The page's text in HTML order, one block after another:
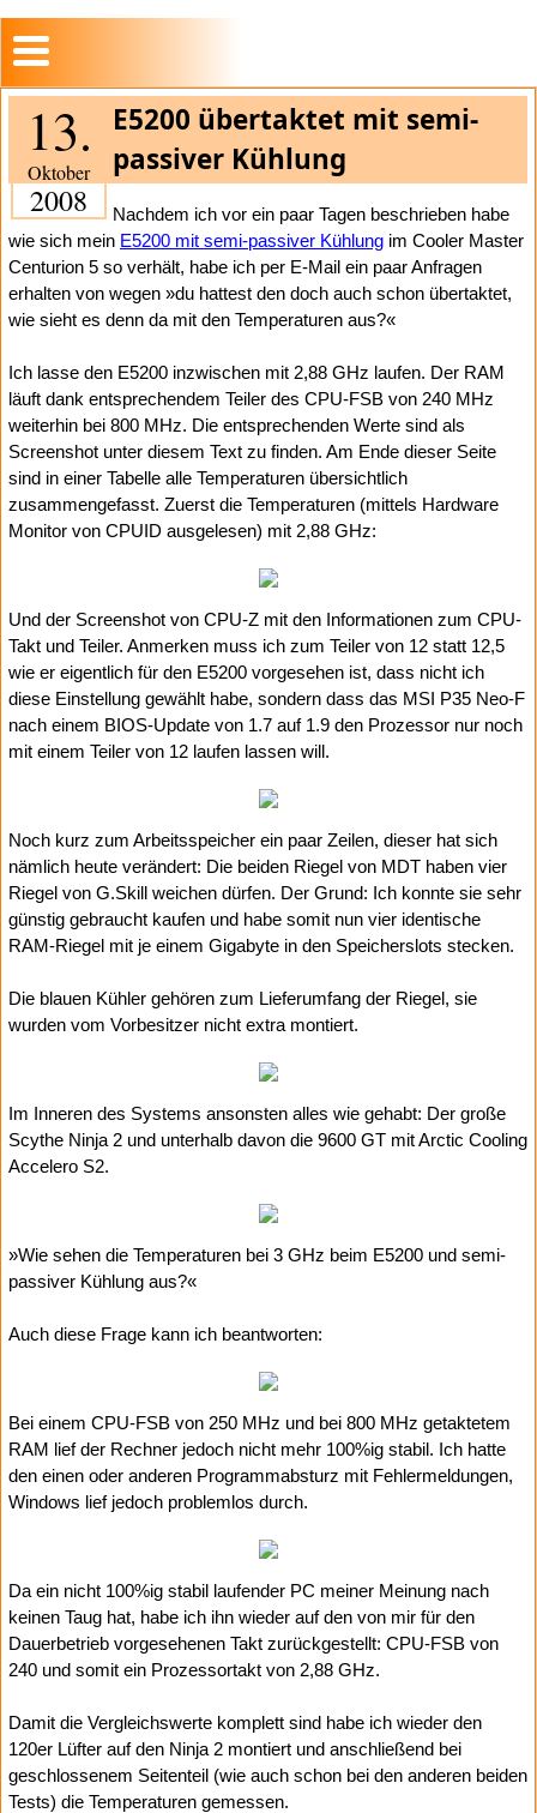
13.
Oktober
2008
E5200 übertaktet mit semi-
passiver Kühlung
Nachdem ich vor ein paar Tagen beschrieben habe
wie sich mein E5200 mit semi-passiver Kühlung im Cooler Master
Centurion 5 so verhält, habe ich per E-Mail ein paar Anfragen
erhalten von wegen »du hattest den doch auch schon übertaktet,
wie sieht es denn da mit den Temperaturen aus?«
Ich lasse den E5200 inzwischen mit 2,88 GHz laufen. Der RAM
läuft dank entsprechendem Teiler des CPU-FSB von 240 MHz
weiterhin bei 800 MHz. Die entsprechenden Werte sind als
Screenshot unter diesem Text zu finden. Am Ende dieser Seite
sind in einer Tabelle alle Temperaturen übersichtlich
zusammengefasst. Zuerst die Temperaturen (mittels Hardware
Monitor von CPUID ausgelesen) mit 2,88 GHz:
Und der Screenshot von CPU-Z mit den Informationen zum CPU-
Takt und Teiler. Anmerken muss ich zum Teiler von 12 statt 12,5
wie er eigentlich für den E5200 vorgesehen ist, dass nicht ich
diese Einstellung gewählt habe, sondern dass das MSI P35 Neo-F
nach einem BIOS-Update von 1.7 auf 1.9 den Prozessor nur noch
mit einem Teiler von 12 laufen lassen will.
Noch kurz zum Arbeitsspeicher ein paar Zeilen, dieser hat sich
nämlich heute verändert: Die beiden Riegel von MDT haben vier
Riegel von G.Skill weichen dürfen. Der Grund: Ich konnte sie sehr
günstig gebraucht kaufen und habe somit nun vier identische
RAM-Riegel mit je einem Gigabyte in den Speicherslots stecken.
Die blauen Kühler gehören zum Lieferumfang der Riegel, sie
wurden vom Vorbesitzer nicht extra montiert.
Im Inneren des Systems ansonsten alles wie gehabt: Der große
Scythe Ninja 2 und unterhalb davon die 9600 GT mit Arctic Cooling
Accelero S2.
»Wie sehen die Temperaturen bei 3 GHz beim E5200 und semi-
passiver Kühlung aus?«
Auch diese Frage kann ich beantworten:
Bei einem CPU-FSB von 250 MHz und bei 800 MHz getaktetem
RAM lief der Rechner jedoch nicht mehr 100%ig stabil. Ich hatte
den einen oder anderen Programmabsturz mit Fehlermeldungen,
Windows lief jedoch problemlos durch.
Da ein nicht 100%ig stabil laufender PC meiner Meinung nach
keinen Taug hat, habe ich ihn wieder auf den von mir für den
Dauerbetrieb vorgesehenen Takt zurückgestellt: CPU-FSB von
240 und somit ein Prozessortakt von 2,88 GHz.
Damit die Vergleichswerte komplett sind habe ich wieder den
120er Lüfter auf den Ninja 2 montiert und anschließend bei
geschlossenem Seitenteil (wie auch schon bei den anderen beiden
Tests) die Temperaturen gemessen.